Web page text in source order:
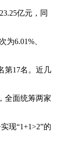
亿元，同
6.01%、
第17名。近几
全面统筹两家
现“1+1>2”的